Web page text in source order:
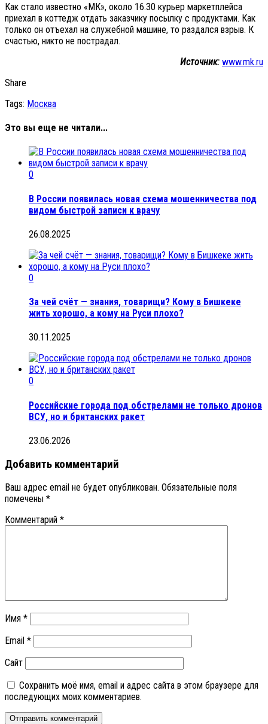
Как стало известно «МК», около 16.30 курьер маркетплейса
приехал в коттедж отдать заказчику посылку с продуктами. Как
только он отъехал на служебной машине, то раздался взрыв. К
счастью, никто не пострадал.
Источник: www.mk.ru
Share
Tags: Москва
Это вы еще не читали...
0
В России появилась новая схема мошенничества под
видом быстрой записи к врачу
26.08.2025
0
За чей счёт — знания, товарищи? Кому в Бишкеке
жить хорошо, а кому на Руси плохо?
30.11.2025
0
Российские города под обстрелами не только дронов
ВСУ, но и британских ракет
23.06.2026
Добавить комментарий
Ваш адрес email не будет опубликован. Обязательные поля
помечены *
Комментарий *
Имя *
Email *
Сайт
Сохранить моё имя, email и адрес сайта в этом браузере для
последующих моих комментариев.